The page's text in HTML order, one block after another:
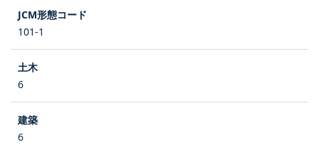
101-1
6
6